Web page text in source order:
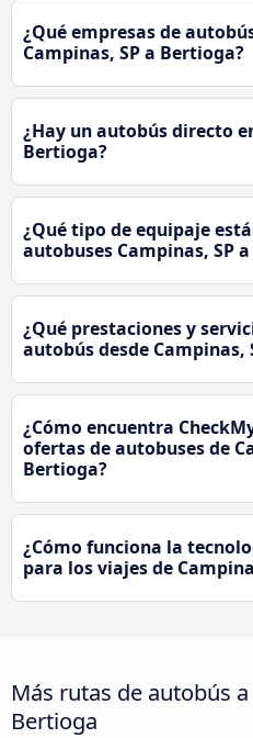
¿Qué empresas de
Campinas, SP a Bertioga?
¿Hay un autobús directo
Bertioga?
¿Qué tipo de equipaje
autobuses Campinas, SP
¿Qué prestaciones y
autobús desde Campinas,
¿Cómo encuentra
ofertas de autobuses de
Bertioga?
¿Cómo funciona la
para los viajes de
Más rutas de autobús a
Bertioga